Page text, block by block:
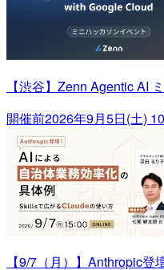
【渋谷】Zenn Agentic AI
開催前2026年9月5日(土)
【9/7（月）】Anthropic